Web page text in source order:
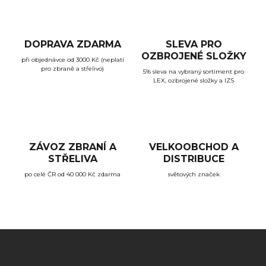
DOPRAVA ZDARMA
při objednávce od 3000 Kč (neplatí
pro zbraně a střelivo)
SLEVA PRO
OZBROJENÉ SLOŽKY
5% sleva na vybraný sortiment pro
LEX, ozbrojené složky a IZS
ZÁVOZ ZBRANÍ A
STŘELIVA
po celé ČR od 40 000 Kč zdarma
VELKOOBCHOD A
DISTRIBUCE
světových značek